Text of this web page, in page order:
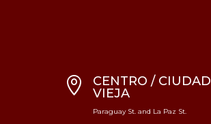

CENTRO / CIUDAD
VIEJA
Paraguay St. and La Paz St.